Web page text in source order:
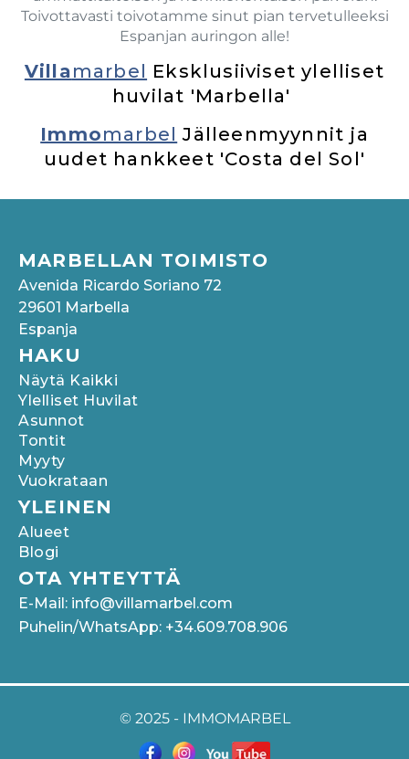
Toivottavasti toivotamme sinut pian tervetulleeksi
Espanjan auringon alle!
Villamarbel
Eksklusiiviset ylelliset
huvilat 'Marbella'
Immomarbel Jälleenmyynnit ja
uudet hankkeet 'Costa del Sol'
MARBELLAN TOIMISTO
Avenida Ricardo Soriano 72
29601 Marbella
Espanja
HAKU
Näytä Kaikki
Ylelliset Huvilat
Asunnot
Tontit
Myyty
Vuokrataan
YLEINEN
Alueet
Blogi
OTA YHTEYTTÄ
E-Mail: info@villamarbel.com
Puhelin/WhatsApp: +34.609.708.906
© 2025 - IMMOMARBEL